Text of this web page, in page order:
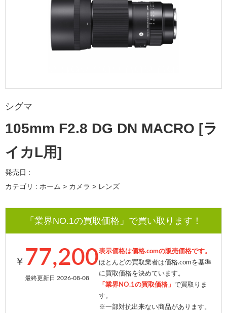
シグマ
105mm F2.8 DG DN MACRO [ラ
イカL用]
発売日 :
カテゴリ : ホーム > カメラ > レンズ
「業界NO.1の買取価格」で買い取ります！
￥ 77,200
最終更新日 2026-08-08
表示価格は価格.comの販売価格です。
ほとんどの買取業者は価格.comを基準
に買取価格を決めています。
「業界NO.1の買取価格」 で買取りま
す。
※一部対抗出来ない商品があります。